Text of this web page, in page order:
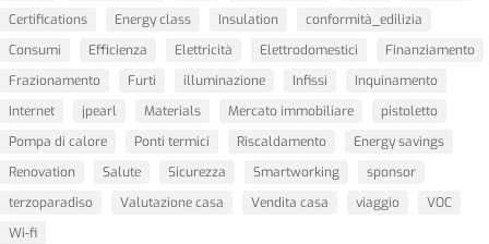
Certifications
Energy class Insulation
conformità_edilizia
Consumi
Efficienza Elettricità Elettrodomestici
Finanziamento
Frazionamento
Furti illuminazione Infissi
Inquinamento
Internet
jpearl Materials Mercato immobiliare
pistoletto
Pompa di calore
Ponti termici Riscaldamento
Energy savings
Renovation
Salute Sicurezza Smartworking
sponsor
terzoparadiso
Valutazione casa Vendita casa viaggio
VOC
Wi-fi